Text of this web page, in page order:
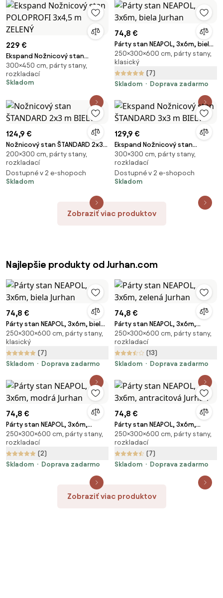
229 €
Ekspand Nožnicový stan
POLOPROFI 3x4,5 m ZELENÝ
300×450 cm, párty stany,
rozkladací
Skladom
74,8 €
Párty stan NEAPOL, 3x6m, biela
Jurhan
250×300×600 cm, párty stany,
klasický
(7)
Skladom
Doprava zadarmo
124,9 €
Nožnicový stan ŠTANDARD 2x3
m BIELY
200×300 cm, párty stany,
rozkladací
Dostupné v 2 e-shopoch
Skladom
129,9 €
Ekspand Nožnicový stan
ŠTANDARD 3x3 m BIELY
300×300 cm, párty stany,
rozkladací
Dostupné v 2 e-shopoch
Skladom
Zobraziť viac produktov
Najlepšie produkty od Jurhan.com
74,8 €
Párty stan NEAPOL, 3x6m, biela
Jurhan
250×300×600 cm, párty stany,
klasický
(7)
Skladom
Doprava zadarmo
74,8 €
Párty stan NEAPOL, 3x6m,
zelená Jurhan
250×300×600 cm, párty stany,
rozkladací
(13)
Skladom
Doprava zadarmo
74,8 €
Párty stan NEAPOL, 3x6m,
modrá Jurhan
250×300×600 cm, párty stany,
rozkladací
(2)
Skladom
Doprava zadarmo
74,8 €
Párty stan NEAPOL, 3x6m,
antracitová Jurhan
250×300×600 cm, párty stany,
rozkladací
(7)
Skladom
Doprava zadarmo
Zobraziť viac produktov